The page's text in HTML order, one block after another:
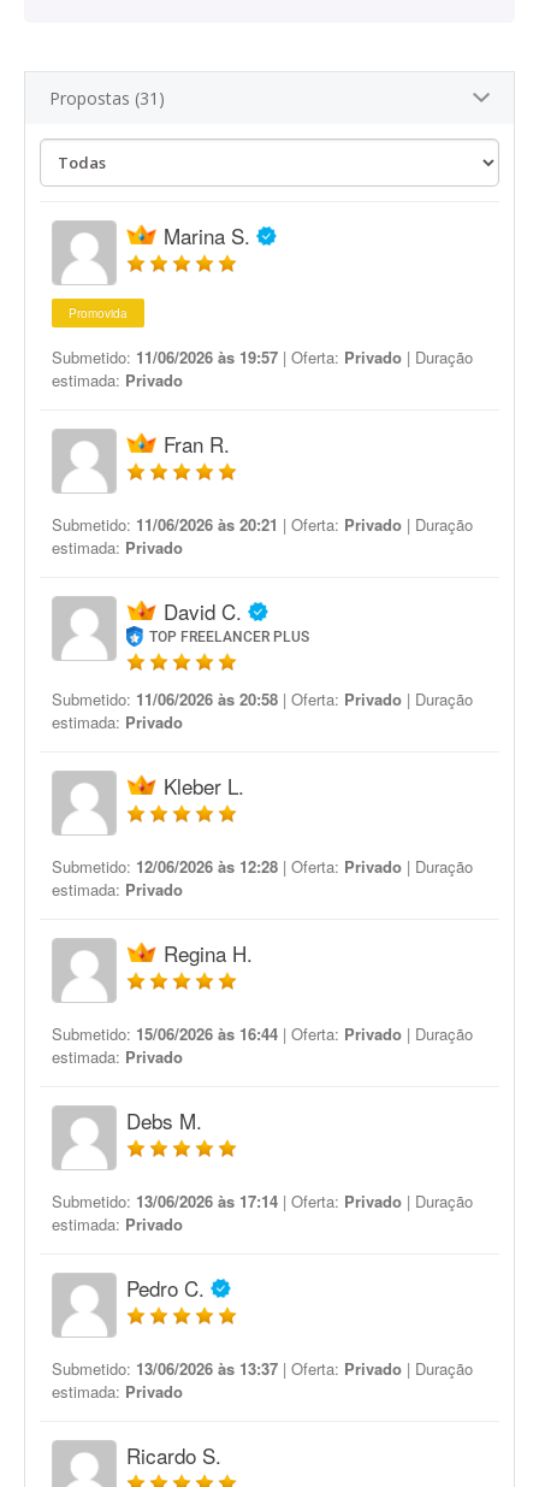
Propostas (31)
Marina S.
Promovida
Submetido: 11/06/2026 às 19:57 | Oferta: Privado | Duração
estimada: Privado
Fran R.
Submetido: 11/06/2026 às 20:21 | Oferta: Privado | Duração
estimada: Privado
David C.
TOP FREELANCER PLUS
Submetido: 11/06/2026 às 20:58 | Oferta: Privado | Duração
estimada: Privado
Kleber L.
Submetido: 12/06/2026 às 12:28 | Oferta: Privado | Duração
estimada: Privado
Regina H.
Submetido: 15/06/2026 às 16:44 | Oferta: Privado | Duração
estimada: Privado
Debs M.
Submetido: 13/06/2026 às 17:14 | Oferta: Privado | Duração
estimada: Privado
Pedro C.
Submetido: 13/06/2026 às 13:37 | Oferta: Privado | Duração
estimada: Privado
Ricardo S.